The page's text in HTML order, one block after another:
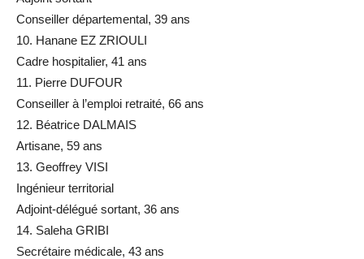
Conseiller départemental, 39 ans
10. Hanane EZ ZRIOULI
Cadre hospitalier, 41 ans
11. Pierre DUFOUR
Conseiller à l’emploi retraité, 66 ans
12. Béatrice DALMAIS
Artisane, 59 ans
13. Geoffrey VISI
Ingénieur territorial
Adjoint-délégué sortant, 36 ans
14. Saleha GRIBI
Secrétaire médicale, 43 ans